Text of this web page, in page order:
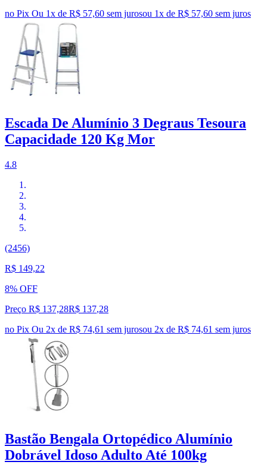
no Pix Ou 1x de R$ 57,60 sem jurosou 1x de R$ 57,60 sem juros
Escada De Alumínio 3 Degraus Tesoura
Capacidade 120 Kg Mor
4.8
(2456)
R$ 149,22
8% OFF
Preço R$ 137,28R$ 137,28
no Pix Ou 2x de R$ 74,61 sem jurosou 2x de R$ 74,61 sem juros
Bastão Bengala Ortopédico Alumínio
Dobrável Idoso Adulto Até 100kg